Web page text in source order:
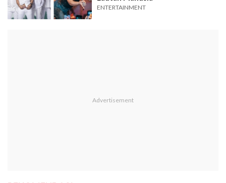
ENTERTAINMENT